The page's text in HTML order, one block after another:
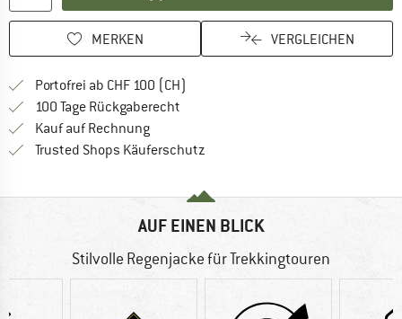
MERKEN VERGLEICHEN
Portofrei ab CHF 100 (CH)
100 Tage Rückgaberecht
Kauf auf RechnungFinde die Zahlungs-Infos hier! Öffnet
Trusted Shops Käuferschutz
AUF EINEN BLICK
Stilvolle Regenjacke für Trekkingtouren